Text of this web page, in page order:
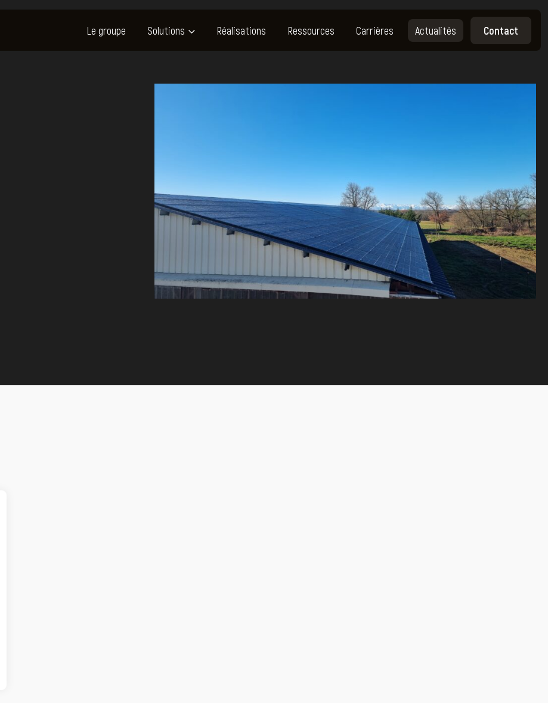
Le groupe Solutions Réalisations Ressources Carrières Actualités Contact